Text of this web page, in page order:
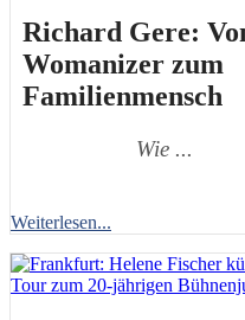
Richard Gere:
Womanizer zum
Familienmensch
Wie ...
Weiterlesen...